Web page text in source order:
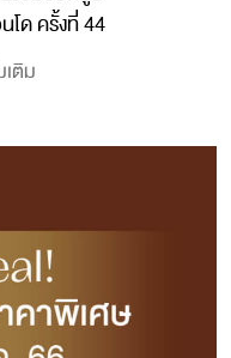
โด ครั้งที่ 44
เติม